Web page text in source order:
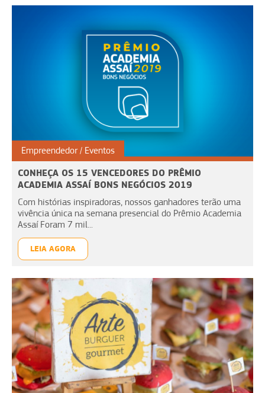
Empreendedor Eventos
CONHEÇA OS 15 VENCEDORES DO PRÊMIO
ACADEMIA ASSAÍ BONS NEGÓCIOS 2019
Com histórias inspiradoras, nossos ganhadores terão uma
vivência única na semana presencial do Prêmio Academia
Assaí Foram 7 mil...
LEIA AGORA